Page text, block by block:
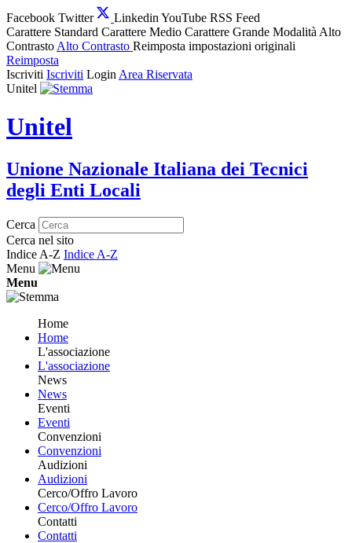
Facebook Twitter Linkedin YouTube RSS Feed
Carattere Standard Carattere Medio Carattere Grande Modalità Alto
Contrasto Alto Contrasto Reimposta impostazioni originali
Reimposta
Iscriviti Iscriviti Login Area Riservata
Unitel
Unitel
Unione Nazionale Italiana dei Tecnici
degli Enti Locali
Cerca
Cerca nel sito
Indice A-Z Indice A-Z
Menu
Menu
Home
Home
L'associazione
L'associazione
News
News
Eventi
Eventi
Convenzioni
Convenzioni
Audizioni
Audizioni
Cerco/Offro Lavoro
Cerco/Offro Lavoro
Contatti
Contatti